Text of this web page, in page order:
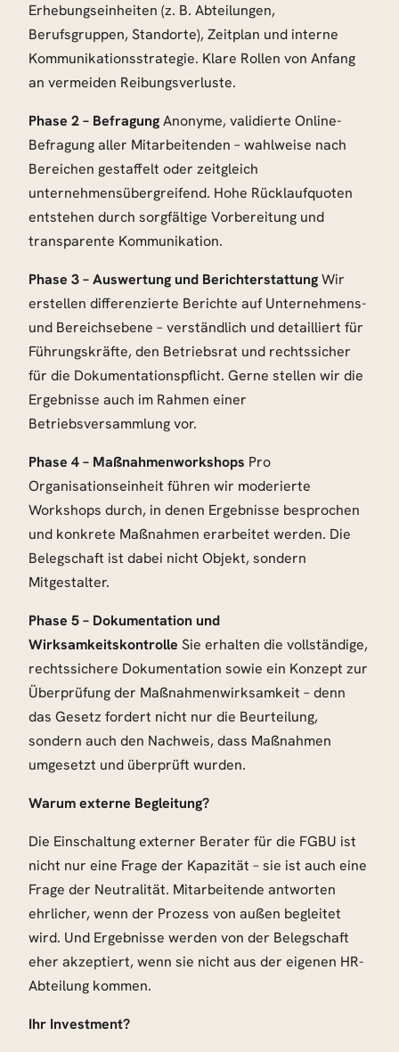
Erhebungseinheiten (z. B. Abteilungen,
Berufsgruppen, Standorte), Zeitplan und interne
Kommunikationsstrategie. Klare Rollen von Anfang
an vermeiden Reibungsverluste.
Phase 2 – BefragungAnonyme, validierte Online-
Befragung aller Mitarbeitenden – wahlweise nach
Bereichen gestaffelt oder zeitgleich
unternehmensübergreifend. Hohe Rücklaufquoten
entstehen durch sorgfältige Vorbereitung und
transparente Kommunikation.
Phase 3 – Auswertung und BerichterstattungWir
erstellen differenzierte Berichte auf Unternehmens-
und Bereichsebene – verständlich und detailliert für
Führungskräfte, den Betriebsrat und rechtssicher
für die Dokumentationspflicht. Gerne stellen wir die
Ergebnisse auch im Rahmen einer
Betriebsversammlung vor.
Phase 4 – Maßnahmenworkshops Pro
Organisationseinheit führen wir moderierte
Workshops durch, in denen Ergebnisse besprochen
und konkrete Maßnahmen erarbeitet werden. Die
Belegschaft ist dabei nicht Objekt, sondern
Mitgestalter.
Phase 5 – Dokumentation und
Wirksamkeitskontrolle Sie erhalten die vollständige,
rechtssichere Dokumentation sowie ein Konzept zur
Überprüfung der Maßnahmenwirksamkeit – denn
das Gesetz fordert nicht nur die Beurteilung,
sondern auch den Nachweis, dass Maßnahmen
umgesetzt und überprüft wurden.
Warum externe Begleitung?
Die Einschaltung externer Berater für die FGBU ist
nicht nur eine Frage der Kapazität – sie ist auch eine
Frage der Neutralität. Mitarbeitende antworten
ehrlicher, wenn der Prozess von außen begleitet
wird. Und Ergebnisse werden von der Belegschaft
eher akzeptiert, wenn sie nicht aus der eigenen HR-
Abteilung kommen.
Ihr Investment?